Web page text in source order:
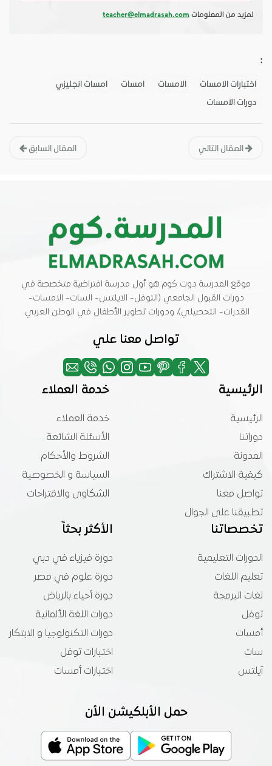
لمزيد من المعلومات teacher@elmadrasah.com
:
اختبارات الامسات الامسات امسات
امسات انجليزي
دورات الامسات
المقال السابق المقال التالي
موقع المدرسة دوت كوم هو أول مدرسة افتراضية متخصصة في
دورات القبول الجامعي (التوفل- الايلتس- السات- الامسات-
القدرات- التحصيلي)، ودورات تطوير الأطفال في الوطن العربي.
تواصل معنا علي
الرئيسية
الرئيسية
دوراتنا
المدونة
كيفية الاشتراك
تواصل معنا
تطبيقنا على الجوال
خدمة العملاء
خدمة العملاء
الأسئلة الشائعة
الشروط والأحكام
السياسة و الخصوصية
الشكاوى والاقتراحات
تخصصاتنا
الدورات التعليمية
تعليم اللغات
لغات البرمجة
توفل
أمسات
سات
آيلتس
الأكثر بحثاً
دورة فيزياء في دبي
دورة علوم في مصر
دورة أحياء بالرياض
دورات اللغة الألمانية
دورات التكنولوجيا و الابتكار
اختبارات توفل
اختبارات أمسات
حمل الأبلكيشن الأن